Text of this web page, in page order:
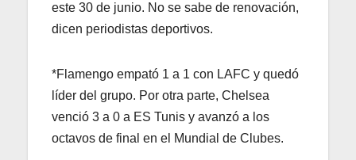
este 30 de junio. No se sabe de renovación,
dicen periodistas deportivos.
*Flamengo empató 1 a 1 con LAFC y quedó
líder del grupo. Por otra parte, Chelsea
venció 3 a 0 a ES Tunis y avanzó a los
octavos de final en el Mundial de Clubes.